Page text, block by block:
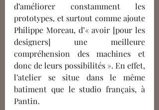
d’améliorer constamment les
prototypes, et surtout comme ajoute
Philippe Moreau, d’« avoir [pour les
designers] une meilleure
compréhension des machines et
donc de leurs possibilités ». En effet,
l’atelier se situe dans le même
batiment que le studio français, à
Pantin.